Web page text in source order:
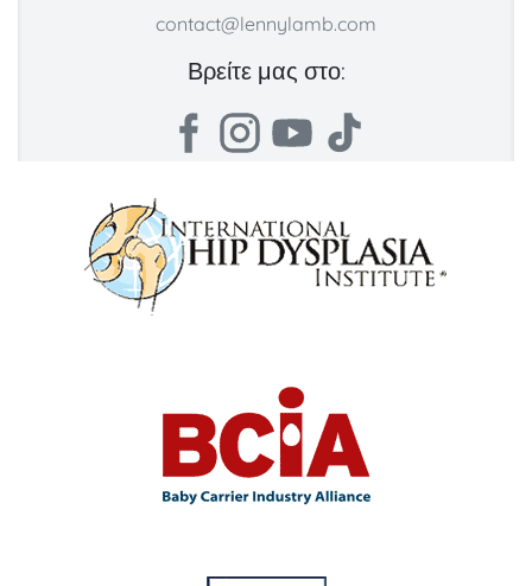
contact@lennylamb.com
Βρείτε μας στο: